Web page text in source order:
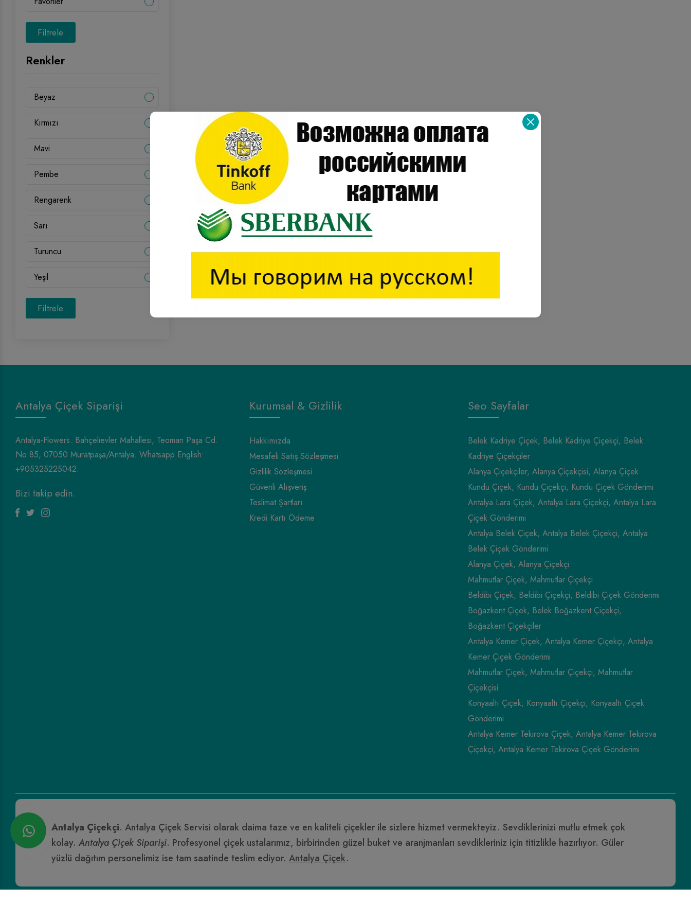
Filtrele
Renkler
Beyaz
Kırmızı
Mavi
Pembe
Rengarenk
Sarı
Turuncu
Yeşil
Filtrele
Antalya Çiçek Siparişi
Antalya-Flowers. Bahçelievler Mahallesi, Teoman Paşa Cd.
No:85, 07050 Muratpaşa/Antalya. Whatsapp English:
+905325225042.
Bizi takip edin.
Facebook
TwitterInstagram
Kurumsal & Gizlilik
Hakkımızda
Mesafeli Satış Sözleşmesi
Gizlilik Sözleşmesi
Güvenli Alışveriş
Teslimat Şartları
Kredi Kartı Ödeme
Seo Sayfalar
Belek Kadriye Çiçek, Belek Kadriye Çiçekçi, Belek
Kadriye Çiçekçiler
Alanya Çiçekçiler, Alanya Çiçekçisi, Alanya Çiçek
Kundu Çiçek, Kundu Çiçekçi, Kundu Çiçek Gönderimi
Antalya Lara Çiçek, Antalya Lara Çiçekçi, Antalya Lara
Çiçek Gönderimi
Antalya Belek Çiçek, Antalya Belek Çiçekçi, Antalya
Belek Çiçek Gönderimi
Alanya Çiçek, Alanya Çiçekçi
Mahmutlar Çiçek, Mahmutlar Çiçekçi
Beldibi Çiçek, Beldibi Çiçekçi, Beldibi Çiçek Gönderimi
Boğazkent Çiçek, Belek Boğazkent Çiçekçi,
Boğazkent Çiçekçiler
Antalya Kemer Çiçek, Antalya Kemer Çiçekçi, Antalya
Kemer Çiçek Gönderimi
Mahmutlar Çiçek, Mahmutlar Çiçekçi, Mahmutlar
Çiçekçisi
Konyaaltı Çiçek, Konyaaltı Çiçekçi, Konyaaltı Çiçek
Gönderimi
Antalya Kemer Tekirova Çiçek, Antalya Kemer Tekirova
Çiçekçi, Antalya Kemer Tekirova Çiçek Gönderimi
Antalya Çiçekçi. Antalya Çiçek Servisi olarak daima taze ve en kaliteli çiçekler ile sizlere hizmet vermekteyiz. Sevdiklerinizi mutlu etmek çok
kolay. Antalya Çiçek Siparişi. Profesyonel çiçek ustalarımız, birbirinden güzel buket ve aranjmanları sevdikleriniz için titizlikle hazırlıyor. Güler
yüzlü dağıtım personelimiz ise tam saatinde teslim ediyor. Antalya Çiçek.